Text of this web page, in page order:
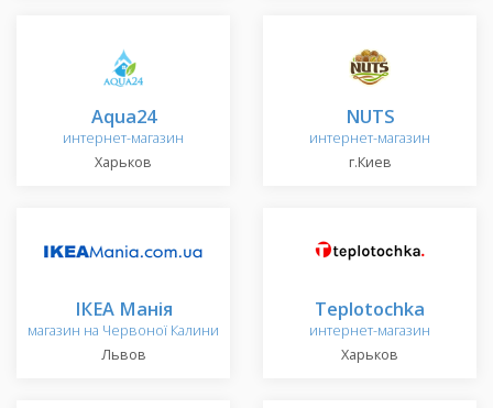
Aqua24
интернет-магазин
Харьков
NUTS
интернет-магазин
г.Киев
ІКЕА Манія
магазин на Червоної Калини
Львов
Teplotochka
интернет-магазин
Харьков